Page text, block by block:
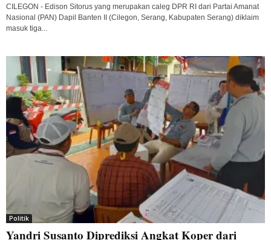
CILEGON - Edison Sitorus yang merupakan caleg DPR RI dari Partai Amanat
Nasional (PAN) Dapil Banten II (Cilegon, Serang, Kabupaten Serang) diklaim
masuk tiga...
Politik
Yandri Susanto Diprediksi Angkat Koper dari